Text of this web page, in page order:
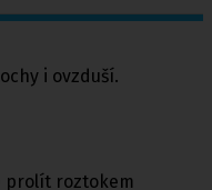
i ovzduší.
prolít roztokem